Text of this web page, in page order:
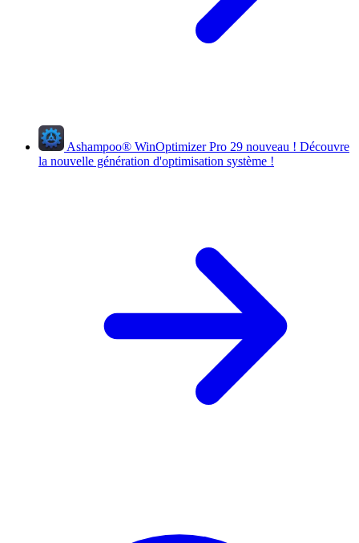
Ashampoo® WinOptimizer Pro 29 nouveau ! Découvre
la nouvelle génération d'optimisation système !